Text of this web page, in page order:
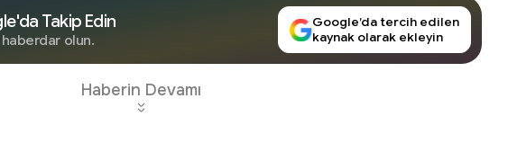
Takip Edin
olun.
Google’da tercih edilen
kaynak olarak ekleyin
Haberin Devamı